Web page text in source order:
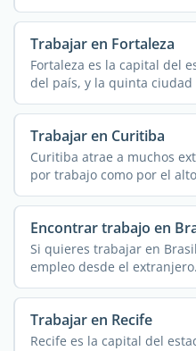
Trabajar en Fortaleza
Fortaleza es la capital del
del país, y la quinta ciudad
Trabajar en Curitiba
Curitiba atrae a muchos
por trabajo como por el
...
Encontrar trabajo en
Si quieres trabajar en
empleo desde el
Trabajar en Recife
Recife es la capital del